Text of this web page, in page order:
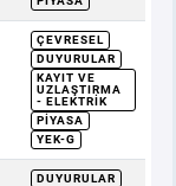
ÇEVRESEL
DUYURULAR
KAYIT VE
UZLAŞTIRMA
- ELEKTRIK
PIYASA
YEK-G
DUYURULAR